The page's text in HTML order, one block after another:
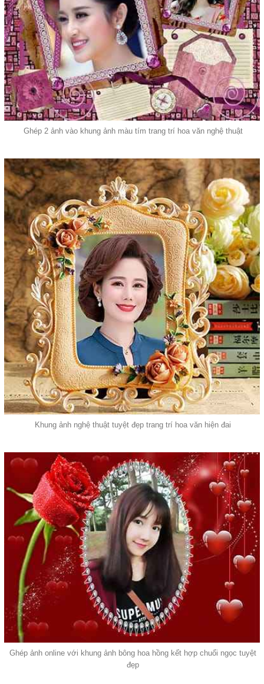
Ghép 2 ảnh vào khung ảnh màu tím trang trí hoa văn nghệ thuật
Khung ảnh nghệ thuật tuyệt đẹp trang trí hoa văn hiện đai
Ghép ảnh online với khung ảnh bông hoa hồng kết hợp chuổi ngọc tuyệt
đẹp